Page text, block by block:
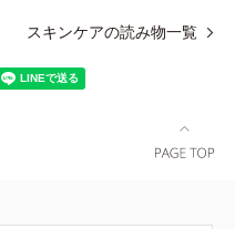
スキンケアの読み物一覧